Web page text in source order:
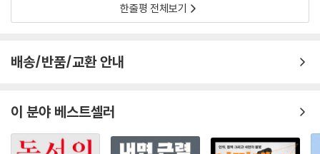
니다. 나 하나 잘한다고 이룰 수 있는 일은 많지 않습니다. 서로, 함께, 어울
림을 이뤄갈 때 우리는 가치를 지키며 나아갈 수 있습니다.
아닙니다. 중요한 것은 우리의 내면에서 일어나는 변화와 도전에 대한 열
방식을 가질 수 있습니다. 지난날의 경험을 바탕으로, 그리고 우리만의 특
이제 오래된 지혜의 문장을 지팡이 삼아 한 걸음 내딛어보자. 스스로를 의
한줄평 전체보기
배송/반품/교환 안내
이 분야 베스트셀러